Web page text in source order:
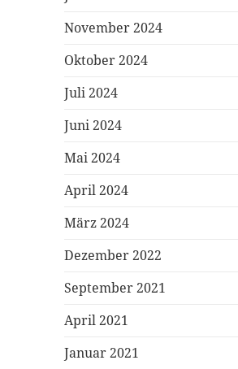
November 2024
Oktober 2024
Juli 2024
Juni 2024
Mai 2024
April 2024
März 2024
Dezember 2022
September 2021
April 2021
Januar 2021